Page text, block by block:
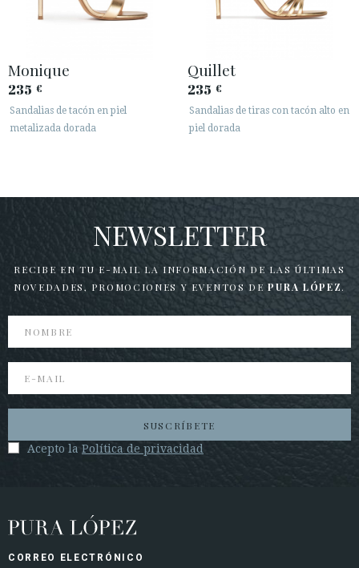
Monique
235 €
Sandalias de tacón en piel
metalizada dorada
Quillet
235 €
Sandalias de tiras con tacón alto en
piel dorada
NEWSLETTER
RECIBE EN TU E-MAIL LA INFORMACIÓN DE LAS ÚLTIMAS
NOVEDADES, PROMOCIONES Y EVENTOS DEPURA LÓPEZ.
SUSCRÍBETE
Acepto la Política de privacidad
CORREO ELECTRÓNICO